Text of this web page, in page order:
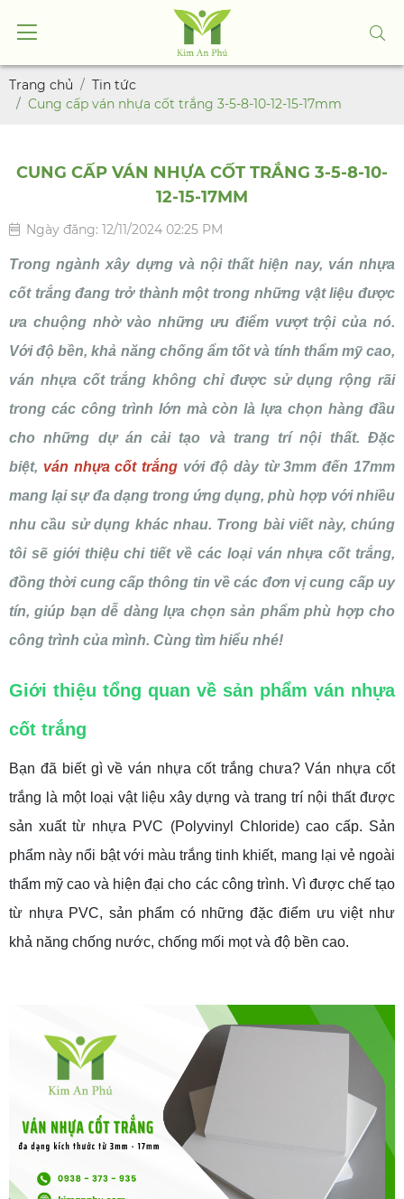
Trang chủ
Tin tức
Cung cấp ván nhựa cốt trắng 3-5-8-10-12-15-17mm
CUNG CẤP VÁN NHỰA CỐT TRẮNG 3-5-8-10-
12-15-17MM
Ngày đăng: 12/11/2024 02:25 PM
Trong ngành xây dựng và nội thất hiện nay, ván nhựa
cốt trắng đang trở thành một trong những vật liệu được
ưa chuộng nhờ vào những ưu điểm vượt trội của nó.
Với độ bền, khả năng chống ẩm tốt và tính thẩm mỹ cao,
ván nhựa cốt trắng không chỉ được sử dụng rộng rãi
trong các công trình lớn mà còn là lựa chọn hàng đầu
cho những dự án cải tạo và trang trí nội thất. Đặc
biệt, ván nhựa cốt trắng với độ dày từ 3mm đến 17mm
mang lại sự đa dạng trong ứng dụng, phù hợp với nhiều
nhu cầu sử dụng khác nhau. Trong bài viết này, chúng
tôi sẽ giới thiệu chi tiết về các loại ván nhựa cốt trắng,
đồng thời cung cấp thông tin về các đơn vị cung cấp uy
tín, giúp bạn dễ dàng lựa chọn sản phẩm phù hợp cho
công trình của mình. Cùng tìm hiểu nhé!
Giới thiệu tổng quan về sản phẩm ván nhựa
cốt trắng
Bạn đã biết gì về ván nhựa cốt trắng chưa? Ván nhựa cốt
trắng là một loại vật liệu xây dựng và trang trí nội thất được
sản xuất từ nhựa PVC (Polyvinyl Chloride) cao cấp. Sản
phẩm này nổi bật với màu trắng tinh khiết, mang lại vẻ ngoài
thẩm mỹ cao và hiện đại cho các công trình. Vì được chế tạo
từ nhựa PVC, sản phẩm có những đặc điểm ưu việt như
khả năng chống nước, chống mối mọt và độ bền cao.